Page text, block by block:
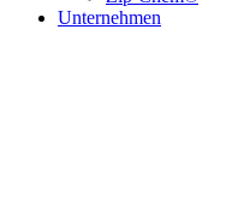
Unternehmen